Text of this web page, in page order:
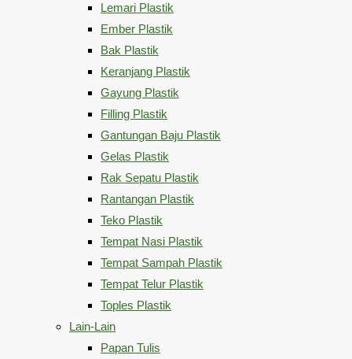
Lemari Plastik
Ember Plastik
Bak Plastik
Keranjang Plastik
Gayung Plastik
Filling Plastik
Gantungan Baju Plastik
Gelas Plastik
Rak Sepatu Plastik
Rantangan Plastik
Teko Plastik
Tempat Nasi Plastik
Tempat Sampah Plastik
Tempat Telur Plastik
Toples Plastik
Lain-Lain
Papan Tulis